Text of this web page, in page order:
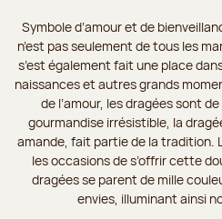
Symbole d’amour et de
n’est pas seulement de tous les
s’est également fait une place
naissances et autres grands
de l’amour, les dragées sont
gourmandise irrésistible, la
amande, fait partie de la tradition.
les occasions de s’offrir cette
dragées se parent de mille
envies, illuminant ainsi